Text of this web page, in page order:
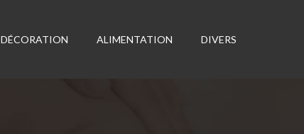
DÉCORATION ALIMENTATION DIVERS